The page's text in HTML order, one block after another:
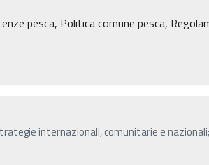
pesca, Politica comune pesca,
internazionali, comunitarie e